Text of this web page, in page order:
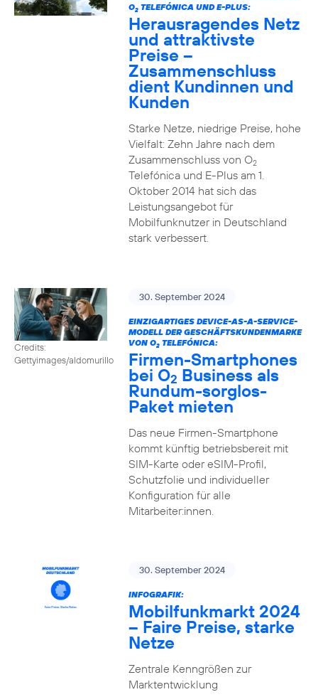
O2TELEFÓNICA UND E-PLUS:
Herausragendes Netz
und attraktivste
Preise –
Zusammenschluss
dient Kundinnen und
Kunden
Starke Netze, niedrige Preise, hohe
Vielfalt: Zehn Jahre nach dem
Zusammenschluss von O2
Telefónica und E-Plus am 1.
Oktober 2014 hat sich das
Leistungsangebot für
Mobilfunknutzer in Deutschland
stark verbessert.
Credits:
Gettyimages/aldomurillo
30. September 2024
EINZIGARTIGES DEVICE-AS-A-SERVICE-
MODELL DER GESCHÄFTSKUNDENMARKE
VON O2TELEFÓNICA:
Firmen-Smartphones
bei O2 Business als
Rundum-sorglos-
Paket mieten
Das neue Firmen-Smartphone
kommt künftig betriebsbereit mit
SIM-Karte oder eSIM-Profil,
Schutzfolie und individueller
Konfiguration für alle
Mitarbeiter:innen.
30. September 2024
INFOGRAFIK:
Mobilfunkmarkt 2024
– Faire Preise, starke
Netze
Zentrale Kenngrößen zur
Marktentwicklung